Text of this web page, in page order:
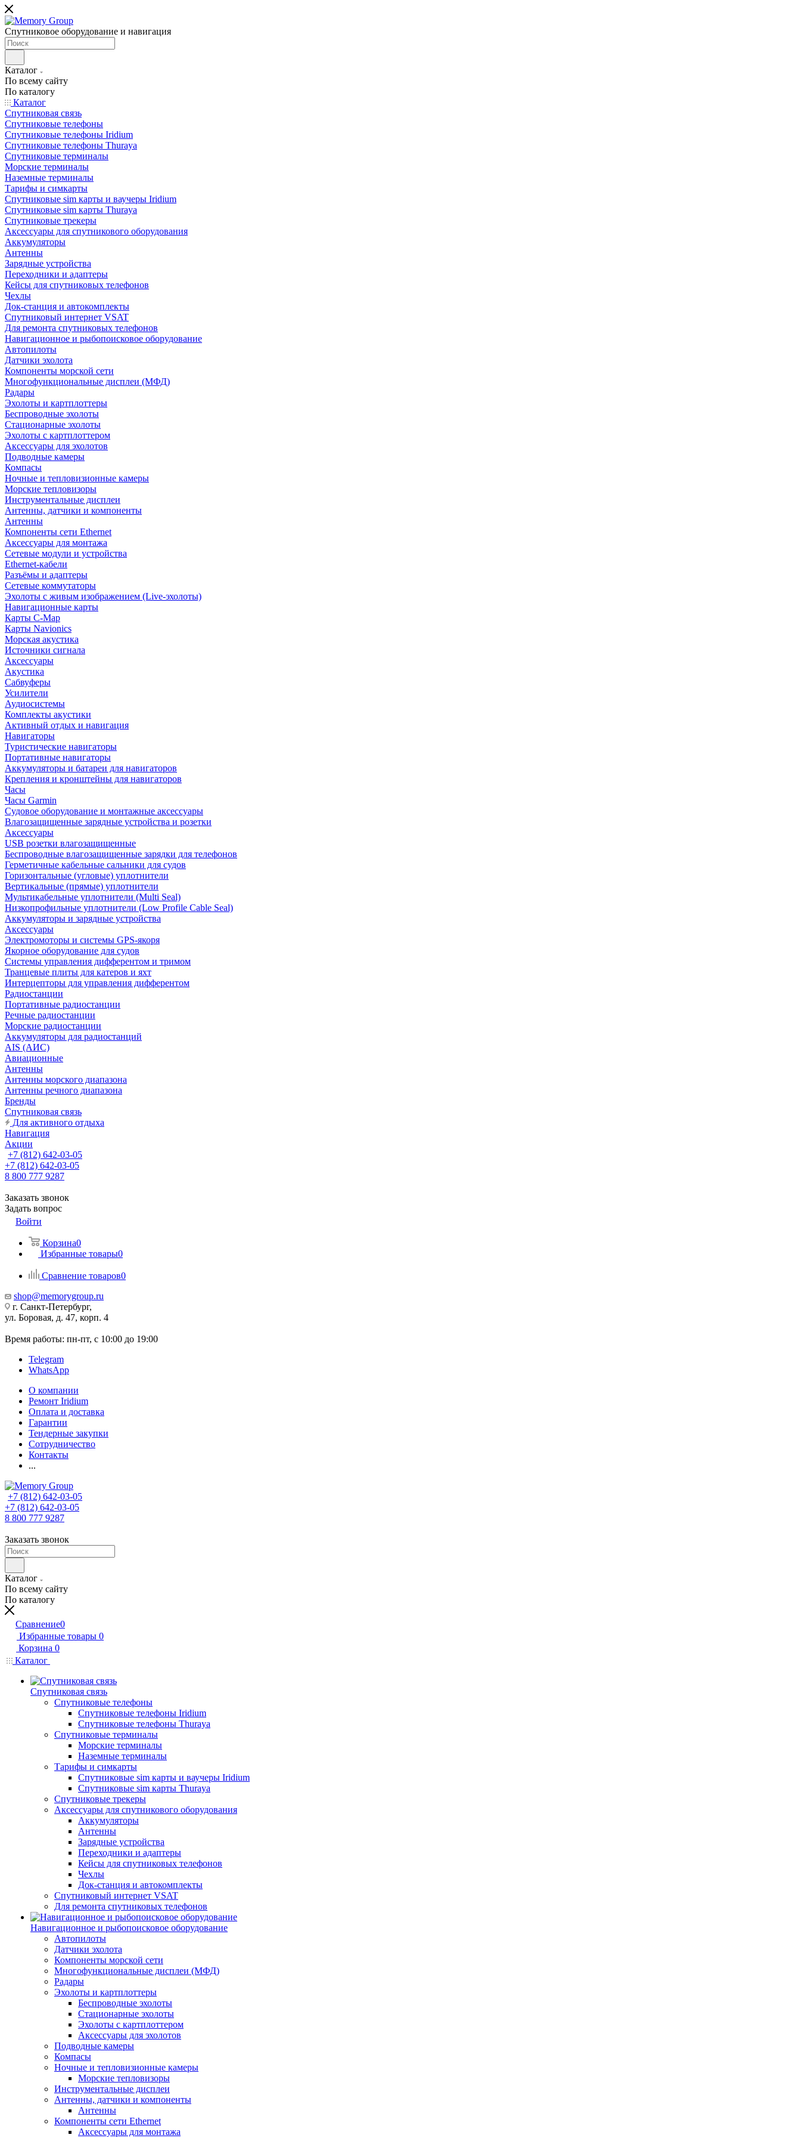
Спутниковое оборудование и навигация
Каталог
По всему сайту
По каталогу
Каталог
Спутниковая связь
Спутниковые телефоны
Спутниковые телефоны Iridium
Спутниковые телефоны Thuraya
Спутниковые терминалы
Морские терминалы
Наземные терминалы
Тарифы и симкарты
Спутниковые sim карты и ваучеры Iridium
Спутниковые sim карты Thuraya
Спутниковые трекеры
Аксессуары для спутникового оборудования
Аккумуляторы
Антенны
Зарядные устройства
Переходники и адаптеры
Кейсы для спутниковых телефонов
Чехлы
Док-станция и автокомплекты
Спутниковый интернет VSAT
Для ремонта спутниковых телефонов
Навигационное и рыбопоисковое оборудование
Автопилоты
Датчики эхолота
Компоненты морской сети
Многофункциональные дисплеи (МФД)
Радары
Эхолоты и картплоттеры
Беспроводные эхолоты
Стационарные эхолоты
Эхолоты с картплоттером
Аксессуары для эхолотов
Подводные камеры
Компасы
Ночные и тепловизионные камеры
Морские тепловизоры
Инструментальные дисплеи
Антенны, датчики и компоненты
Антенны
Компоненты сети Ethernet
Аксессуары для монтажа
Сетевые модули и устройства
Ethernet-кабели
Разъёмы и адаптеры
Сетевые коммутаторы
Эхолоты с живым изображением (Live-эхолоты)
Навигационные карты
Карты C-Map
Карты Navionics
Морская акустика
Источники сигнала
Аксессуары
Акустика
Сабвуферы
Усилители
Аудиосистемы
Комплекты акустики
Активный отдых и навигация
Навигаторы
Туристические навигаторы
Портативные навигаторы
Аккумуляторы и батареи для навигаторов
Крепления и кронштейны для навигаторов
Часы
Часы Garmin
Судовое оборудование и монтажные аксессуары
Влагозащищенные зарядные устройства и розетки
Аксессуары
USB розетки влагозащищенные
Беспроводные влагозащищенные зарядки для телефонов
Герметичные кабельные сальники для судов
Горизонтальные (угловые) уплотнители
Вертикальные (прямые) уплотнители
Мультикабельные уплотнители (Multi Seal)
Низкопрофильные уплотнители (Low Profile Cable Seal)
Аккумуляторы и зарядные устройства
Аксессуары
Электромоторы и системы GPS-якоря
Якорное оборудование для судов
Системы управления дифферентом и тримом
Транцевые плиты для катеров и яхт
Интерцепторы для управления дифферентом
Радиостанции
Портативные радиостанции
Речные радиостанции
Морские радиостанции
Аккумуляторы для радиостанций
AIS (АИС)
Авиационные
Антенны
Антенны морского диапазона
Антенны речного диапазона
Бренды
Спутниковая связь
Для активного отдыха
Навигация
Акции
+7 (812) 642-03-05
+7 (812) 642-03-05
8 800 777 9287
Заказать звонок
Задать вопрос
Войти
Корзина0
Избранные товары0
Сравнение товаров0
shop@memorygroup.ru
г. Санкт-Петербург,
ул. Боровая, д. 47, корп. 4
Время работы: пн-пт, с 10:00 до 19:00
Telegram
WhatsApp
О компании
Ремонт Iridium
Оплата и доставка
Гарантии
Тендерные закупки
Сотрудничество
Контакты
...
+7 (812) 642-03-05
+7 (812) 642-03-05
8 800 777 9287
Заказать звонок
Каталог
По всему сайту
По каталогу
Сравнение0
Избранные товары 0
Корзина 0
Каталог
Спутниковая связь
Спутниковые телефоны
Спутниковые телефоны Iridium
Спутниковые телефоны Thuraya
Спутниковые терминалы
Морские терминалы
Наземные терминалы
Тарифы и симкарты
Спутниковые sim карты и ваучеры Iridium
Спутниковые sim карты Thuraya
Спутниковые трекеры
Аксессуары для спутникового оборудования
Аккумуляторы
Антенны
Зарядные устройства
Переходники и адаптеры
Кейсы для спутниковых телефонов
Чехлы
Док-станция и автокомплекты
Спутниковый интернет VSAT
Для ремонта спутниковых телефонов
Навигационное и рыбопоисковое оборудование
Автопилоты
Датчики эхолота
Компоненты морской сети
Многофункциональные дисплеи (МФД)
Радары
Эхолоты и картплоттеры
Беспроводные эхолоты
Стационарные эхолоты
Эхолоты с картплоттером
Аксессуары для эхолотов
Подводные камеры
Компасы
Ночные и тепловизионные камеры
Морские тепловизоры
Инструментальные дисплеи
Антенны, датчики и компоненты
Антенны
Компоненты сети Ethernet
Аксессуары для монтажа